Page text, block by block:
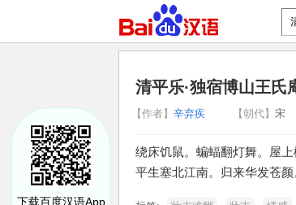
下载百度汉语App
清平乐·独宿博山王氏
【作者】 辛弃疾 【朝代】 宋
绕床饥鼠。蝙蝠翻灯舞。屋上
平生塞北江南。归来华发苍